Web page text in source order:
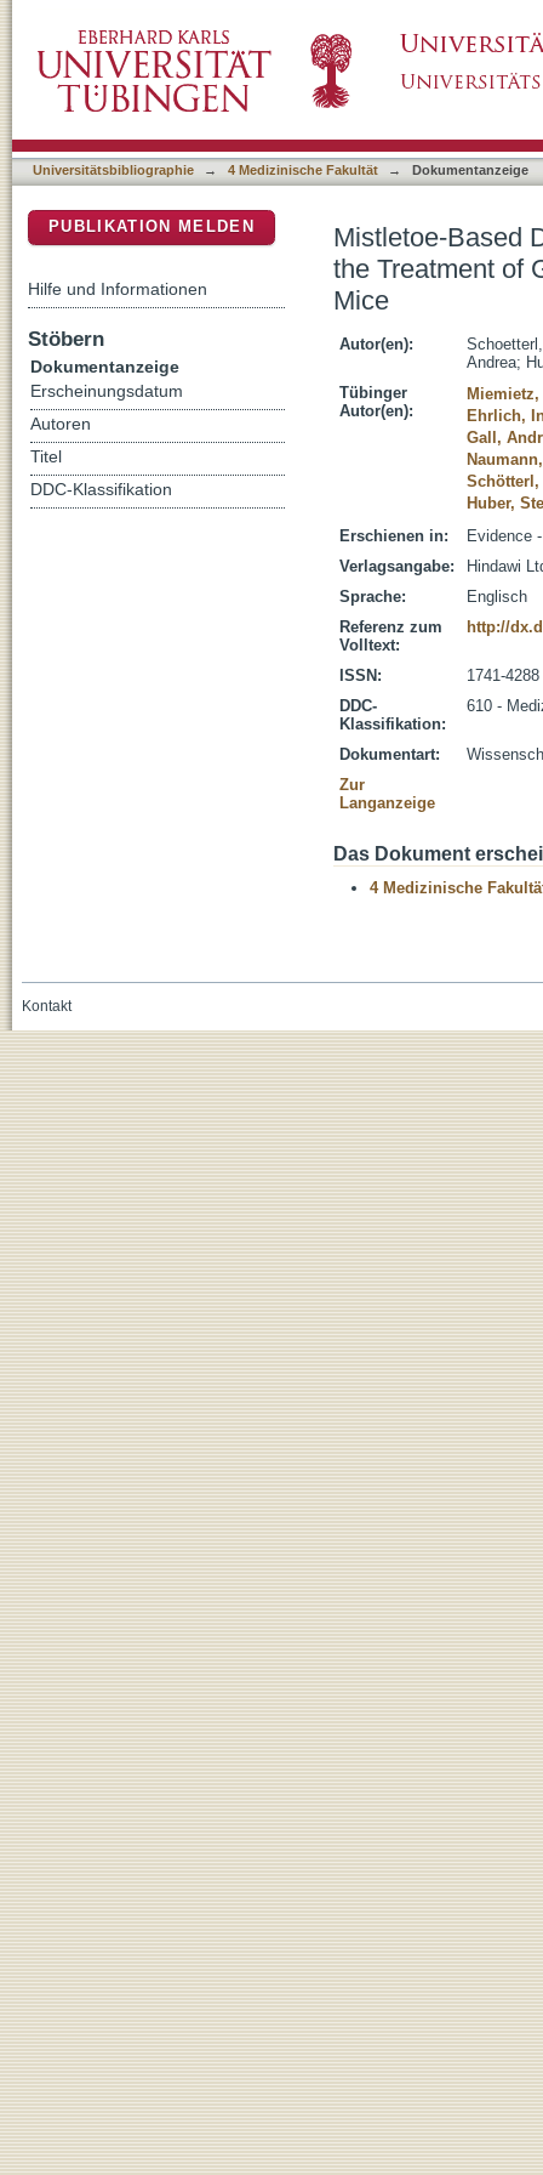
Vitro and In Vivo in Glioblastoma Bearing
Universitätsbibliographie → 4 Medizinische Fakultät → Dokumentanzeige
Mistletoe-Based
the Treatment of
Mice
Autor(en):
Andrea;
Tübinger
Autor(en):
Ehrlich,
Gall,
Schötterl,
Huber,
Erschienen in:
Evidence
Verlagsangabe:
Hindawi
Sprache:
Englisch
Referenz zum
Volltext:
http://
ISSN:
1741-4288
DDC-
Klassifikation:
610 -
Dokumentart:
Zur
Langanzeige
Das Dokument
4 Medizinische
PUBLIKATION MELDEN
Hilfe und Informationen
Stöbern
Dokumentanzeige
Erscheinungsdatum
Autoren
Titel
DDC-Klassifikation
Kontakt